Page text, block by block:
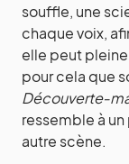
souffle, une
chaque voix,
elle peut
pour cela que
ressemble à
autre scène.